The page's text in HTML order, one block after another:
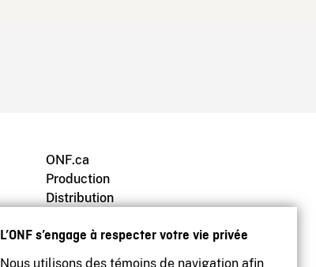
L’ONF s’engage à respecter votre vie privée
Nous utilisons des témoins de navigation afin
ONF.ca
Production
Distribution
Archives